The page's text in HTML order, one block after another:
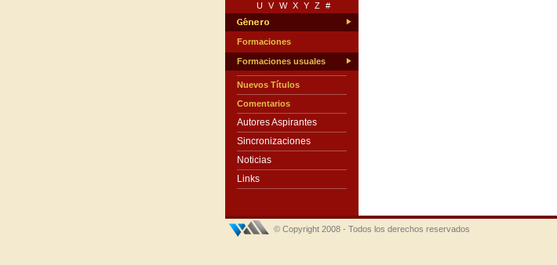
U
V W X Y Z #
Formaciones
Formaciones usuales
Nuevos Títulos
Comentarios
Autores Aspirantes
Sincronizaciones
Noticias
Links
© Copyright 2008 - Todos los derechos reservados